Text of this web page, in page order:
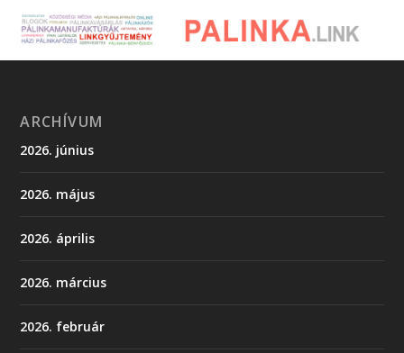
ARCHÍVUM
2026. június
2026. május
2026. április
2026. március
2026. február